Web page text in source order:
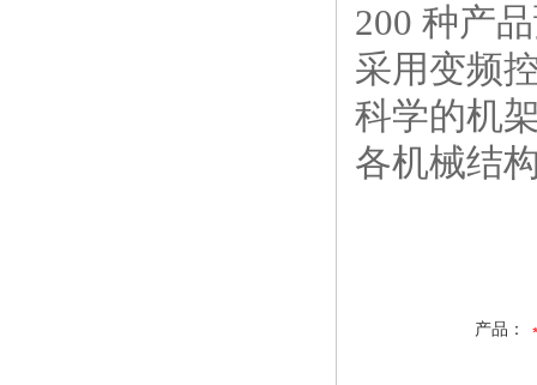
200 种产
采用变频
科学的机
各机械结
产品：